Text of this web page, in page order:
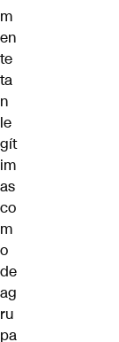
m
en
te
ta
n
le
gít
im
as
co
m
o
de
ag
ru
pa